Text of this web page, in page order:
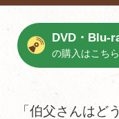
DVD・Blu-
の購入はこちら
「伯父さんはど